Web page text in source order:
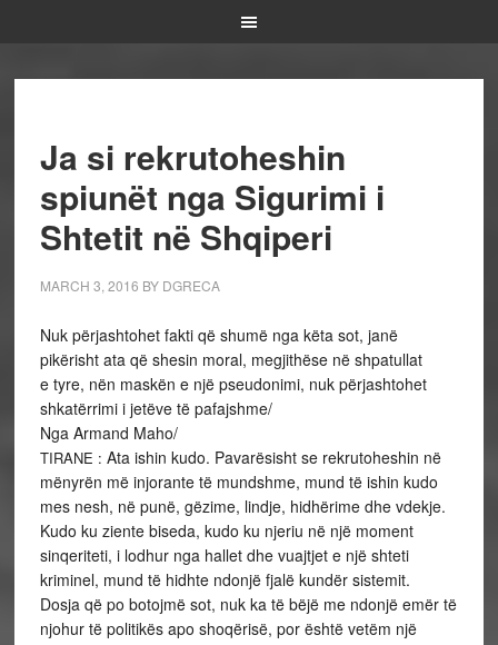
Ja si rekrutoheshin
spiunët nga Sigurimi i
Shtetit në Shqiperi
MARCH 3, 2016 BY DGRECA
Nuk përjashtohet fakti që shumë nga këta sot, janë
pikërisht ata që shesin moral, megjithëse në shpatullat
e tyre, nën maskën e një pseudonimi, nuk përjashtohet
shkatërrimi i jetëve të pafajshme/
Nga Armand Maho/
TIRANE : Ata ishin kudo. Pavarësisht se rekrutoheshin në
mënyrën më injorante të mundshme, mund të ishin kudo
mes nesh, në punë, gëzime, lindje, hidhërime dhe vdekje.
Kudo ku ziente biseda, kudo ku njeriu në një moment
sinqeriteti, i lodhur nga hallet dhe vuajtjet e një shteti
kriminel, mund të hidhte ndonjë fjalë kundër sistemit.
Dosja që po botojmë sot, nuk ka të bëjë me ndonjë emër të
njohur të politikës apo shoqërisë, por është vetëm një